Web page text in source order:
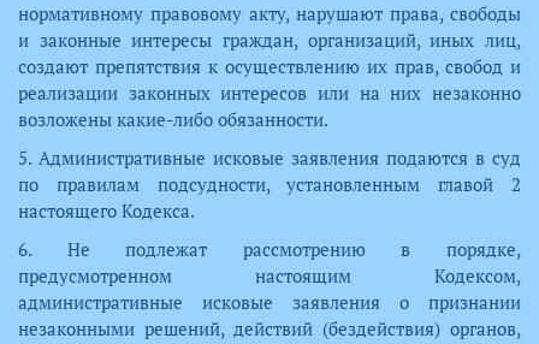
нормативному правовому акту, нарушают права, свободы
и законные интересы граждан, организаций, иных лиц,
создают препятствия к осуществлению их прав, свобод и
реализации законных интересов или на них незаконно
возложены какие-либо обязанности.
5. Административные исковые заявления подаются в суд
по правилам подсудности, установленным главой 2
настоящего Кодекса.
6. Не подлежат рассмотрению в порядке,
предусмотренном настоящим Кодексом,
административные исковые заявления о признании
незаконными решений, действий (бездействия) органов,